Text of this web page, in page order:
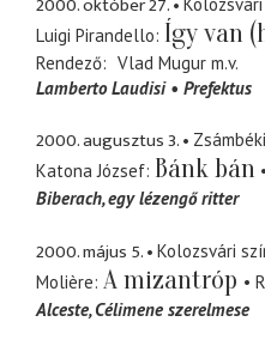
Luigi Pirandello Így van
Rendező Vlad Mugur m.v.
Lamberto Laudisi
Prefektus
2000. augusztus 3.
Katona József Bánk bán
Biberach egy lézengő ritter
2000. május 5.
Kolozsvári
Molière A mizantróp
Alceste Célimene szerelmese